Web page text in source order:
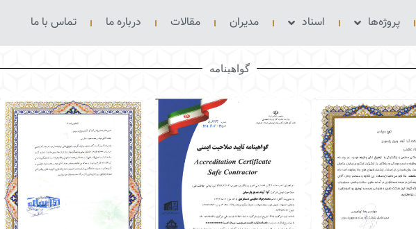
پروژه‌ها اسناد مدیران مقالات درباره ما تماس با ما
گواهینامه